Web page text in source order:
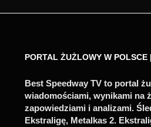
PORTAL ŻUŻLOWY W POLSCE
Best Speedway TV to portal
wiadomościami, wynikami na
zapowiedziami i analizami.
Ekstraligę, Metalkas 2.